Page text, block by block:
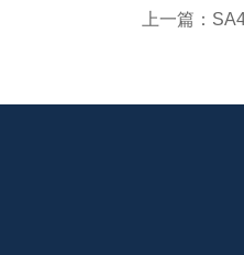
上一篇：